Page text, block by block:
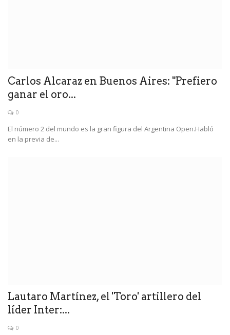
Carlos Alcaraz en Buenos Aires: "Prefiero
ganar el oro...
0
El número 2 del mundo es la gran figura del Argentina Open.Habló
en la previa de...
Lautaro Martínez, el 'Toro' artillero del
líder Inter:...
0